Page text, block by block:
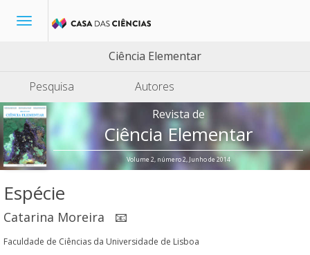
Toggle
Ciência Elementar
Pesquisa
Autores
Revista de
Ciência Elementar
Volume 2, número 2, Junho de 2014
Espécie
Catarina Moreira 📧
Faculdade de Ciências da Universidade de Lisboa